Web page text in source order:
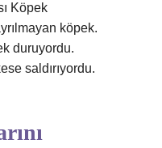
Köpek
köpek.
duruyordu.
saldırıyordu.